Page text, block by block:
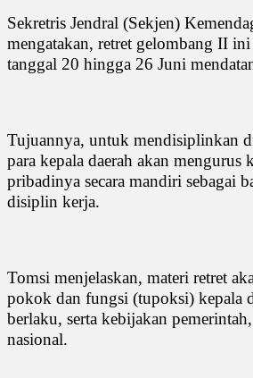
Sekretris Jendral (Sekjen)
mengatakan, retret gelombang II
tanggal 20 hingga 26 Juni
Tujuannya, untuk mendisiplinkan
para kepala daerah akan mengurus
pribadinya secara mandiri sebagai
disiplin kerja.
Tomsi menjelaskan, materi retret
pokok dan fungsi (tupoksi) kepala
berlaku, serta kebijakan
nasional.